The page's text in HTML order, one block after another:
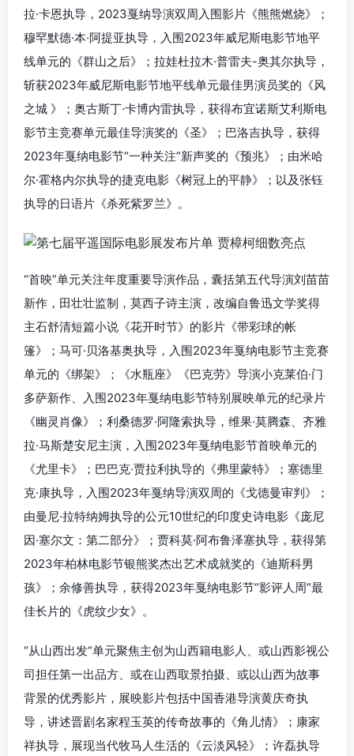
拉·卡恩执导，2023戛纳导演双周入围影片《熊熊燃烧》；
穆罕默德·本·阿提亚执导，入围2023年威尼斯电影节地平
线单元的《群山之后》；拉娃杜拉木·普雷夫-奥其尔执导，
斩获2023年威尼斯电影节地平线单元最佳男演员奖的《风
之城 》；奥古斯丁·卡博内雷执导，获得布宜诺斯艾利斯电
影节主竞赛单元最佳导演奖的《圣》；巴洛吉执导，获得
2023年戛纳电影节“一种关注”新声奖的《预兆》；由米哈
尔·霍格内尔执导的捷克电影《树冠上的平静》；以及张钰
执导的日语片《杀死紫罗兰》。
“首映”单元关注年度重要导演作品，囊括第五代导演刘苗苗
新作，田壮壮监制，莫西子诗主演，改编自鲁迅文学奖得
主石舒清短篇小说《花开时节》的影片《带彩球的帐
篷》；马可·贝洛基奥执导，入围2023年戛纳电影节主竞赛
单元的《绑架》；《水瓶座》《巴克劳》导演小克莱伯·门
多萨新作、入围2023年戛纳电影节特别展映单元的纪录片
《幽灵肖像》；利桑德罗·阿隆索执导，维果·莫腾森、齐雅
拉·马斯楚安尼主演，入围2023年戛纳电影节首映单元的
《尤里卡》；巴巴克·贾拉利执导的《弗里蒙特》；塞德里
克·康执导，入围2023年戛纳导演双周的《戈德曼审判》；
由曼尼·拉特纳姆执导的公元10世纪的印度史诗电影《庞尼
因·塞尔文：第二部分》；贾科莫·阿布鲁泽塞执导，获得第
2023年柏林电影节银熊奖杰出艺术成就奖的《迪斯科男
孩》；余修善执导，获得2023年戛纳电影节“影评人周”最
佳长片的《虎纹少女》。
“从山西出发”单元聚焦主创为山西籍电影人、或山西影视公
司担任第一出品方、或在山西取景拍摄、或以山西为故事
背景的优秀影片，展映影片包括中国香港导演黄庆奇执
导，讲述晋剧名家程玉英的传奇故事的《角儿情》；康家
祥执导，展现当代牧马人生活的《云淡风轻》；许磊执导